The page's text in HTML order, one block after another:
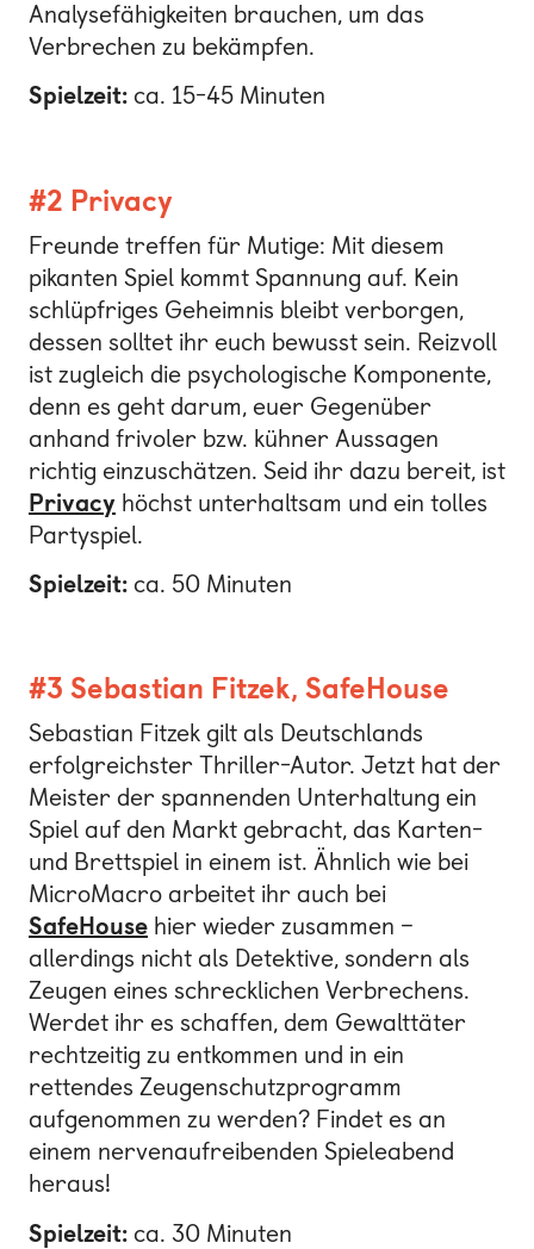
Analysefähigkeiten brauchen, um das
Verbrechen zu bekämpfen.
Spielzeit: ca. 15-45 Minuten
#2 Privacy
Freunde treffen für Mutige: Mit diesem
pikanten Spiel kommt Spannung auf. Kein
schlüpfriges Geheimnis bleibt verborgen,
dessen solltet ihr euch bewusst sein. Reizvoll
ist zugleich die psychologische Komponente,
denn es geht darum, euer Gegenüber
anhand frivoler bzw. kühner Aussagen
richtig einzuschätzen. Seid ihr dazu bereit, ist
Privacy höchst unterhaltsam und ein tolles
Partyspiel.
Spielzeit: ca. 50 Minuten
#3 Sebastian Fitzek, SafeHouse
Sebastian Fitzek gilt als Deutschlands
erfolgreichster Thriller-Autor. Jetzt hat der
Meister der spannenden Unterhaltung ein
Spiel auf den Markt gebracht, das Karten-
und Brettspiel in einem ist. Ähnlich wie bei
MicroMacro arbeitet ihr auch bei
SafeHouse hier wieder zusammen –
allerdings nicht als Detektive, sondern als
Zeugen eines schrecklichen Verbrechens.
Werdet ihr es schaffen, dem Gewalttäter
rechtzeitig zu entkommen und in ein
rettendes Zeugenschutzprogramm
aufgenommen zu werden? Findet es an
einem nervenaufreibenden Spieleabend
heraus!
Spielzeit: ca. 30 Minuten